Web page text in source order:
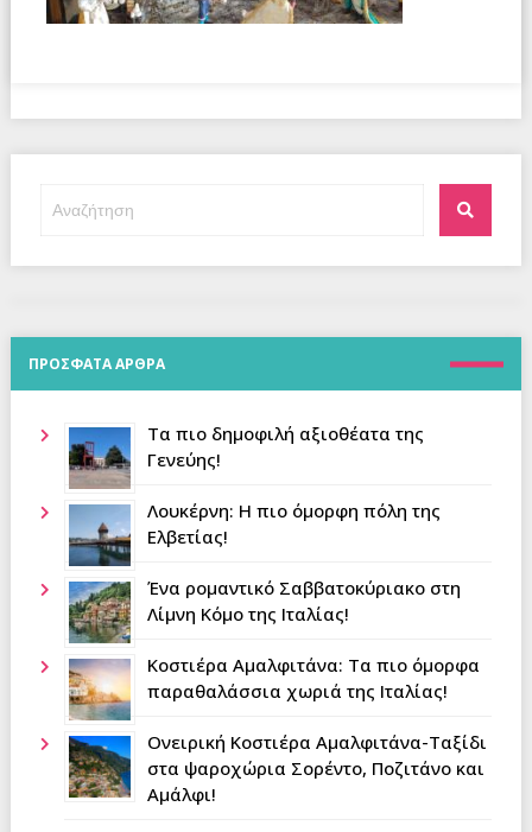
ΠΡΟΣΦΑΤΑ ΑΡΘΡΑ
Τα πιο δημοφιλή αξιοθέατα της
Γενεύης!
Λουκέρνη: Η πιο όμορφη πόλη της
Ελβετίας!
Ένα ρομαντικό Σαββατοκύριακο στη
Λίμνη Κόμο της Ιταλίας!
Κοστιέρα Αμαλφιτάνα: Τα πιο όμορφα
παραθαλάσσια χωριά της Ιταλίας!
Ονειρική Κοστιέρα Αμαλφιτάνα-Ταξίδι
στα ψαροχώρια Σορέντο, Ποζιτάνο και
Αμάλφι!